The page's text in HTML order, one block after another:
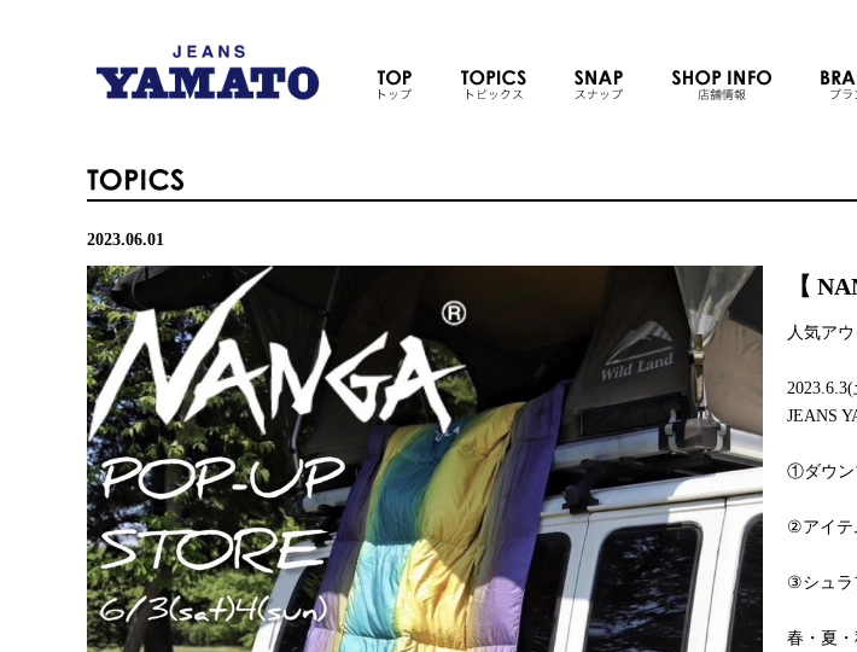
2023.06.01
【
人気ア
JEANS
①ダウン
②アイテ
③シュラ
春・夏